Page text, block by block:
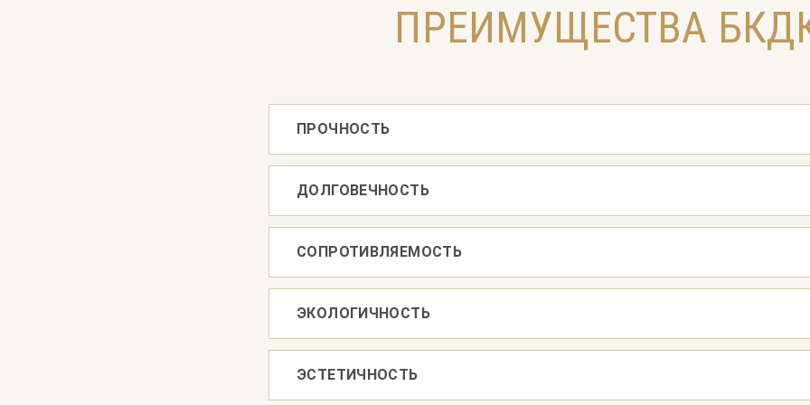
ПРЕИМУЩЕСТВА
ПРОЧНОСТЬ
ДОЛГОВЕЧНОСТЬ
СОПРОТИВЛЯЕМОСТЬ
ЭКОЛОГИЧНОСТЬ
ЭСТЕТИЧНОСТЬ